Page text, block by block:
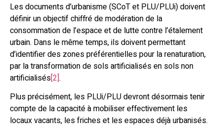
Les documents d’urbanisme (SCoT et PLU/PLUi) doivent
définir un objectif chiffré de modération de la
consommation de l’espace et de lutte contre l’étalement
urbain. Dans le même temps, ils doivent permettant
d’identifier des zones préférentielles pour la renaturation,
par la transformation de sols artificialisés en sols non
artificialisés[2].
Plus précisément, les PLUi/PLU devront désormais tenir
compte de la capacité à mobiliser effectivement les
locaux vacants, les friches et les espaces déjà urbanisés.